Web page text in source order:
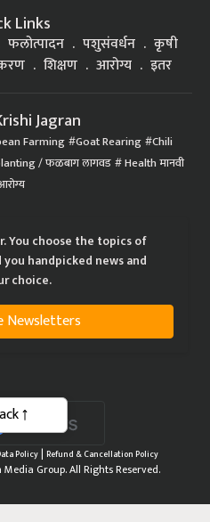
Links
फलोत्पादन पशुसंवर्धन
कृषी
शिक्षण आरोग्य इतर
Jagran
Farming Goat Rearing Chili
/ फळबाग लागवड Health मानवी
You choose the topics of
handpicked news and
choice.
Newsletters
Policy| Refund & Cancellation Policy
Group. All Rights Reserved.